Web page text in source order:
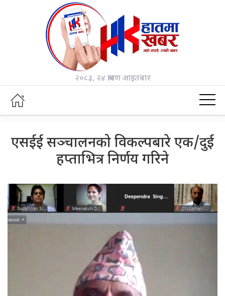
२०८३, २४ श्रावण आइतबार
एसईई सञ्चालनको विकल्पबारे एक/दुई
हप्ताभित्र निर्णय गरिने